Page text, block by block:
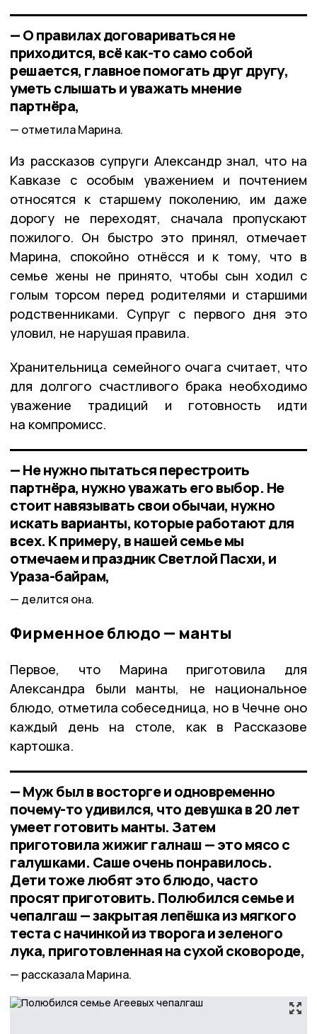
— О правилах договариваться не
приходится, всё как-то само собой
решается, главное помогать друг другу,
уметь слышать и уважать мнение
партнёра,
отметила Марина.
Из рассказов супруги Александр знал, что на
Кавказе с особым уважением и почтением
относятся к старшему поколению, им даже
дорогу не переходят, сначала пропускают
пожилого. Он быстро это принял, отмечает
Марина, спокойно отнёсся и к тому, что в
семье жены не принято, чтобы сын ходил с
голым торсом перед родителями и старшими
родственниками. Супруг с первого дня это
уловил, не нарушая правила.
Хранительница семейного очага считает, что
для долгого счастливого брака необходимо
уважение традиций и готовность идти
на компромисс.
— Не нужно пытаться перестроить
партнёра, нужно уважать его выбор. Не
стоит навязывать свои обычаи, нужно
искать варианты, которые работают для
всех. К примеру, в нашей семье мы
отмечаем и праздник Светлой Пасхи, и
Ураза-байрам,
делится она.
Фирменное блюдо — манты
Первое, что Марина приготовила для
Александра были манты, не национальное
блюдо, отметила собеседница, но в Чечне оно
каждый день на столе, как в Рассказове
картошка.
— Муж был в восторге и одновременно
почему-то удивился, что девушка в 20 лет
умеет готовить манты. Затем
приготовила жижиг галнаш — это мясо с
галушками. Саше очень понравилось.
Дети тоже любят это блюдо, часто
просят приготовить. Полюбился семье и
чепалгаш — закрытая лепёшка из мягкого
теста с начинкой из творога и зеленого
лука, приготовленная на сухой сковороде,
рассказала Марина.